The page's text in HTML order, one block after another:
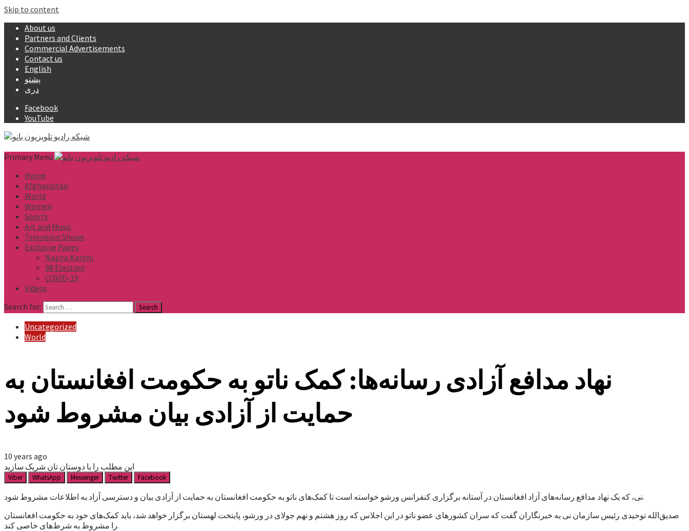
Skip to content
About us
Partners and Clients
Commercial Advertisements
Contact us
English
پشتو
دری
Facebook
YouTube
Primary Menu
Home
Afghanistan
World
Women
Sports
Art and Music
Television Shows
Exclusive Pages
Nazira Karimi
98 Election
COVID-19
Videos
Search for:
Uncategorized
World
نهاد مدافع آزادی رسانه‌ها: کمک ناتو به حکومت افغانستان به
حمایت از آزادی بیان مشروط شود
10 years ago
این مطلب را با دوستان تان شریک سازید
Viber WhatsApp Messenger Twitter Facebook
نی، که یک نهاد مدافع رسانه‌های آزاد افغانستان در آستانه برگزاری کنفرانس ورشو خواسته است تا کمک‌های ناتو به حکومت افغانستان به حمایت از آزادی بیان و دسترسی آزاد به اطلاعات مشروط شود.
صدیق‌الله توحیدی رئیس سازمان نی به خبرنگاران گفت که سران کشورهای عضو ناتو در این اجلاس که روز هشتم و نهم جولای در ورشو، پایتخت لهستان برگزار خواهد شد، باید کمک‌های خود به حکومت افغانستان
را مشروط به شرط‌های خاصی کند.